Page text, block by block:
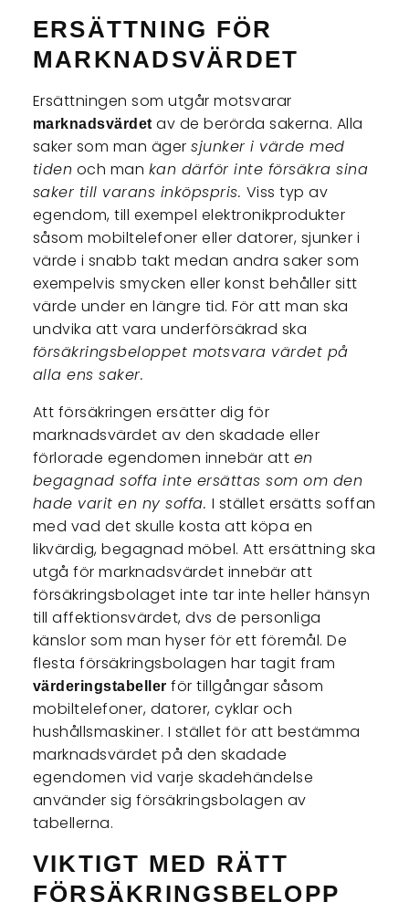
ERSÄTTNING FÖR
MARKNADSVÄRDET
Ersättningen som utgår motsvarar
marknadsvärdetav de berörda sakerna. Alla
saker som man ägersjunker i värde med
tiden och man kan därför inte försäkra sina
saker till varans inköpspris. Viss typ av
egendom, till exempel elektronikprodukter
såsom mobiltelefoner eller datorer, sjunker i
värde i snabb takt medan andra saker som
exempelvis smycken eller konst behåller sitt
värde under en längre tid. För att man ska
undvika att vara underförsäkrad ska
försäkringsbeloppet motsvara värdet på
alla ens saker.
Att försäkringen ersätter dig för
marknadsvärdet av den skadade eller
förlorade egendomen innebär att en
begagnad soffa inte ersättas som om den
hade varit en ny soffa. I stället ersätts soffan
med vad det skulle kosta att köpa en
likvärdig, begagnad möbel. Att ersättning ska
utgå för marknadsvärdet innebär att
försäkringsbolaget inte tar inte heller hänsyn
till affektionsvärdet, dvs de personliga
känslor som man hyser för ett föremål. De
flesta försäkringsbolagen har tagit fram
värderingstabeller för tillgångar såsom
mobiltelefoner, datorer, cyklar och
hushållsmaskiner. I stället för att bestämma
marknadsvärdet på den skadade
egendomen vid varje skadehändelse
använder sig försäkringsbolagen av
tabellerna.
VIKTIGT MED RÄTT
FÖRSÄKRINGSBELOPP